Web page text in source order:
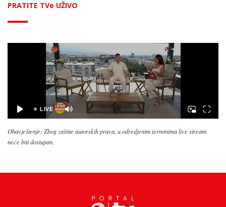
PRATITE TVe UŽIVO
Obavještenje: Zbog zaštite autorskih prava, u odredjenim terminima live stream
neće biti dostupan.